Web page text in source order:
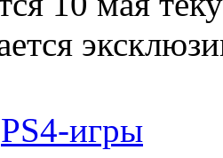
PS4-игры